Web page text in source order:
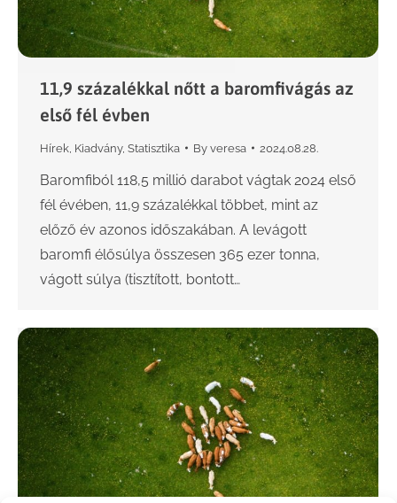
11,9 százalékkal nőtt a baromfivágás az
első fél évben
Hírek Kiadvány, Statisztika By veresa 2024.08.28.
Baromfiból 118,5 millió darabot vágtak 2024 első
fél évében, 11,9 százalékkal többet, mint az
előző év azonos időszakában. A levágott
baromfi élősúlya összesen 365 ezer tonna,
vágott súlya (tisztított, bontott…